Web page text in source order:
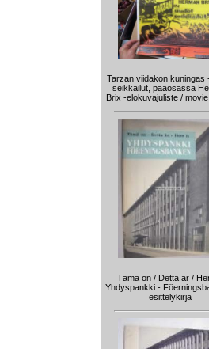
Tarzan viidakon kuningas
seikkailut, pääosassa
Brix -elokuvajuliste /
Tämä on / Detta är /
Yhdyspankki -
esittelykirja